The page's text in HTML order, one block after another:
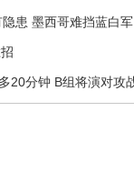
隐患 墨西哥难挡蓝白
20分钟 B组将演对攻